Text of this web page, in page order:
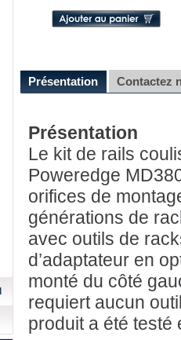
Présentation Contactez
Présentation
Le kit de rails
Poweredge
orifices de
générations de
avec outils de
d’adaptateur en
monté du côté
requiert aucun
produit a été testé